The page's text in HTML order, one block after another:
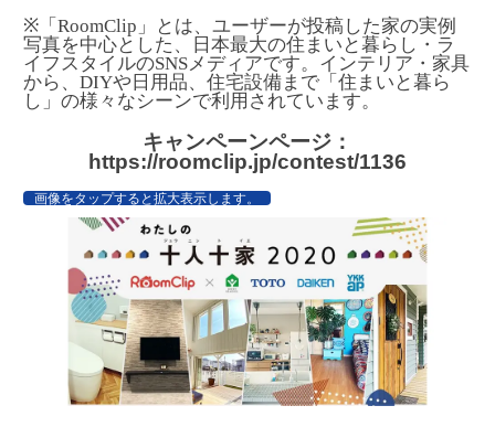
※「RoomClip」とは、ユーザーが投稿した家の実例
写真を中心とした、日本最大の住まいと暮らし・ラ
イフスタイルのSNSメディアです。インテリア・家具
から、DIYや日用品、住宅設備まで「住まいと暮ら
し」の様々なシーンで利用されています。
キャンペーンページ：
https://roomclip.jp/contest/1136
画像をタップすると拡大表示します。